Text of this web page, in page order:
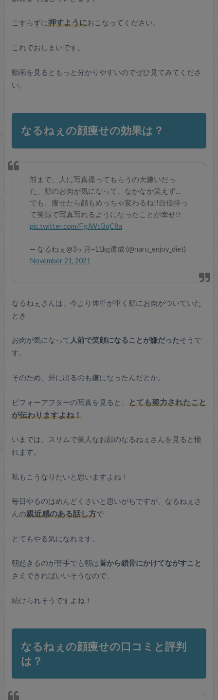
こすらずに押すようにおこなってください。
これでおしまいです。
動画を見るともっと分かりやすいのでぜひ見てみてくださ
い。
なるねぇの顔痩せの効果は？
前まで、人に写真撮ってもらうの大嫌いだっ
た。顔のお肉が気になって、なかなか笑えず…
でも、痩せたら顔もめっちゃ変わるね!!自信持っ
て笑顔で写真写れるようになったことが幸せ!!
pic.twitter.com/FgJWcBqC8a
— なるねぇ@3ヶ月−11kg達成 (@naru_enjoy_diet)
November 21, 2021
なるねぇさんは、今より体重が重く顔にお肉がついていた
とき
お肉が気になって 人前で笑顔になることが嫌だったそうで
す。
そのため、外に出るのも嫌になったんだとか。
ビフォーアフターの写真を見ると、 とても努力されたこと
が伝わりますよね！
いまでは、スリムで美人なお顔のなるねぇさんを見ると憧
れます。
私もこうなりたいと思いますよね！
毎日やるのはめんどくさいと思いがちですが、なるねぇさ
んの親近感のある話し方で
とてもやる気になれます。
朝起きるのが苦手でも朝は首から鎖骨にかけてながすこと
さえできればいいそうなので、
続けられそうですよね！
なるねぇの顔痩せの口コミと評判
は？